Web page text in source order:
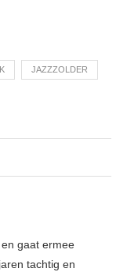
JAZZZOLDER
gaat ermee
tachtig en